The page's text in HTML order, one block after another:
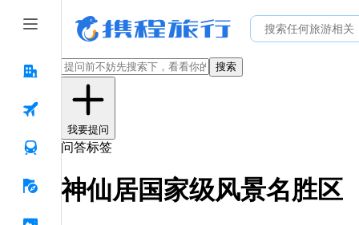
搜索
我要提问
问答标签
神仙居国家级风景名胜区